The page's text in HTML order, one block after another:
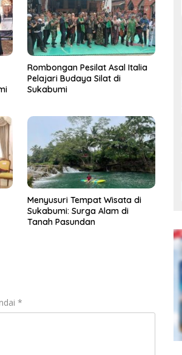
Rombongan Pesilat Asal Italia
Pelajari Budaya Silat di
Sukabumi
Menyusuri Tempat Wisata di
Sukabumi: Surga Alam di
Tanah Pasundan
*